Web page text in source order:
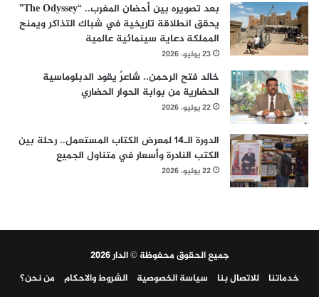
بعد تصويره بين أحضان المغرب.. “The Odyssey”
يحقق انطلاقة تاريخية في شباك التذاكر ويمنح
المملكة دعاية سينمائية عالمية
23 يوليو، 2026
خالد فتح الرحمن.. شاعرٌ يقود الدبلوماسية
الحضارية من بوابة الحوار الحضاري
22 يوليو، 2026
الدورة الـ14 لمعرض الكتاب المستعمل.. رحلة بين
الكتب النادرة وأسعار في متناول الجميع
22 يوليو، 2026
جميع الحقوق محفوظة © الدار 2026
خدماتنا
للاتصال بنا سياسة الخصوصية الشروط والاحكام من نحن؟